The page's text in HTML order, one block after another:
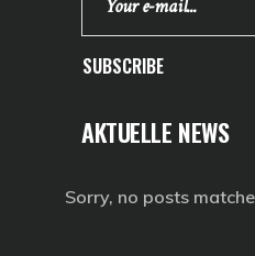
SUBSCRIBE
AKTUELLE NEWS
Sorry, no posts